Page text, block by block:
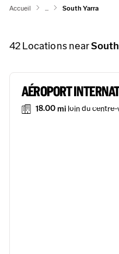
Accueil ... South Yarra
42Locations near
AÉROPORT
18.00 mi loin du